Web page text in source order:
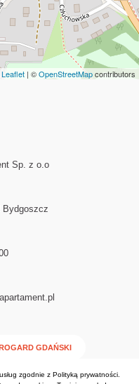
Leaflet | ©OpenStreetMapcontributors
Sp. z o.o
Bydgoszcz
GDAŃSKI
zgodnie z Polityką prywatności.